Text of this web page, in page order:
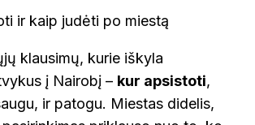
klausimų, kurie iškyla
į Nairobį – kur apsistoti,
ir patogu. Miestas didelis,